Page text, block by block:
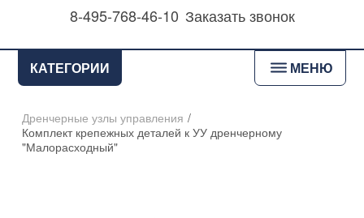
8-495-768-46-10 Заказать звонок
КАТЕГОРИИ bars МЕНЮ
Дренчерные узлы управления /
Комплект крепежных деталей к УУ дренчерному
"Малорасходный"